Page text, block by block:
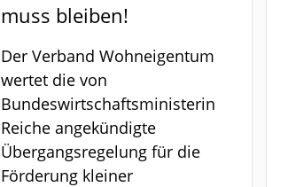
muss bleiben!
Der Verband Wohneigentum
wertet die von
Bundeswirtschaftsministerin
Reiche angekündigte
Übergangsregelung für die
Förderung kleiner